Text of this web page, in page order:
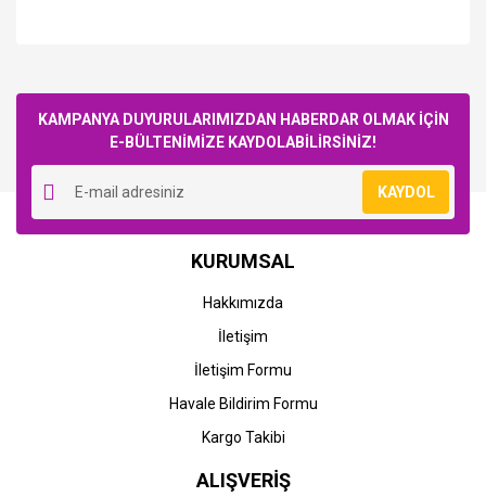
Yorum Yaz
M452-M477) Orjinal Siyah
M452-M477) Muadil Siyah
514,76 TL
KAMPANYA DUYURULARIMIZDAN HABERDAR OLMAK İÇİN
E-BÜLTENİMİZE KAYDOLABİLİRSİNİZ!
KAYDOL
KURUMSAL
Hakkımızda
İletişim
İletişim Formu
Havale Bildirim Formu
Kargo Takibi
ALIŞVERİŞ